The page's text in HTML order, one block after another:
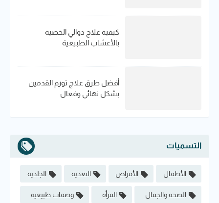
كيفية علاج دوالي الخصية
بالأعشاب الطبيعية
أفضل طرق علاج تورم القدمين
بشكل نهائي وفعال
التسميات
الأطفال الأمراض التغذية الجلدية
الصحة والجمال المرأة وصفات طبيعية